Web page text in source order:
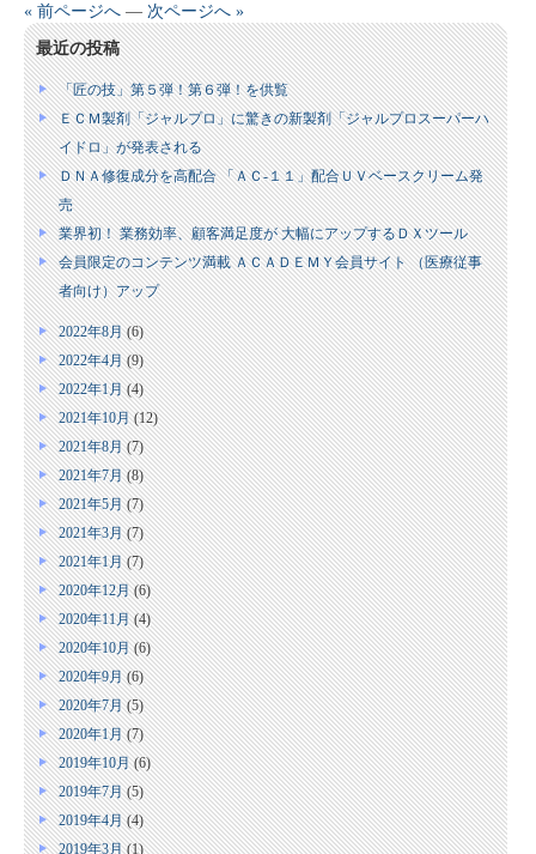
« 前ページへ — 次ページへ »
最近の投稿
「匠の技」第５弾！第６弾！を供覧
ＥＣＭ製剤「ジャルプロ」に驚きの新製剤「ジャルプロスーパーハ
イドロ」が発表される
ＤＮＡ修復成分を高配合 「ＡＣ‐１１」配合ＵＶベースクリーム発
売
業界初！ 業務効率、顧客満足度が 大幅にアップするＤＸツール
会員限定のコンテンツ満載 ＡＣＡＤＥＭＹ会員サイト （医療従事
者向け）アップ
2022年8月(6)
2022年4月(9)
2022年1月(4)
2021年10月(12)
2021年8月(7)
2021年7月(8)
2021年5月(7)
2021年3月(7)
2021年1月(7)
2020年12月(6)
2020年11月(4)
2020年10月(6)
2020年9月(6)
2020年7月(5)
2020年1月(7)
2019年10月(6)
2019年7月(5)
2019年4月(4)
2019年3月(1)